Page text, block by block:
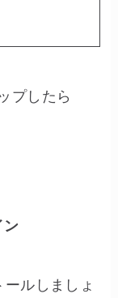
プしたら
ン
ルしましょ